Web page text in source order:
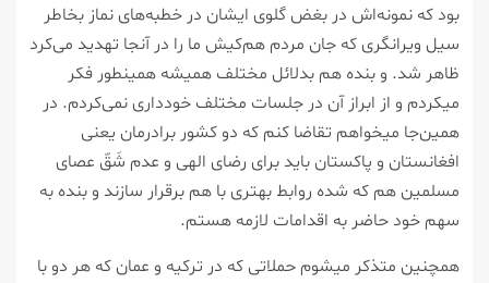
بود که نمونه‌اش در بغض گلوی ایشان در خطبه‌های نماز بخاطر
سیل ویرانگری که جان مردم هم‌کیش ما را در آنجا تهدید می‌کرد
ظاهر شد. و بنده هم بدلائل مختلف همیشه همینطور فکر
میکردم و از ابراز آن در جلسات مختلف خودداری نمی‌کردم. در
همین‌جا میخواهم تقاضا کنم که دو کشور برادرمان یعنی
افغانستان و پاکستان باید برای رضای الهی و عدم شَقّ عصای
مسلمین هم که شده روابط بهتری با هم برقرار سازند و بنده به
سهم خود حاضر به اقدامات لازمه هستم.
همچنین متذکر میشوم حملاتی که در ترکیه و عمان که هر دو با